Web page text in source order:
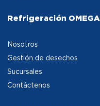
Refrigeración OMEGA
Nosotros
Gestión de desechos
Sucursales
Contáctenos